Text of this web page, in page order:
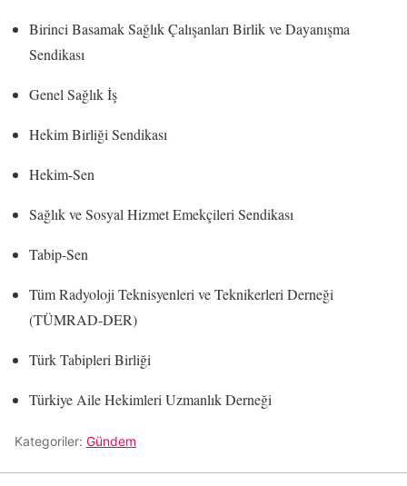
Birinci Basamak Sağlık Çalışanları Birlik ve Dayanışma
Sendikası
Genel Sağlık İş
Hekim Birliği Sendikası
Hekim-Sen
Sağlık ve Sosyal Hizmet Emekçileri Sendikası
Tabip-Sen
Tüm Radyoloji Teknisyenleri ve Teknikerleri Derneği
(TÜMRAD-DER)
Türk Tabipleri Birliği
Türkiye Aile Hekimleri Uzmanlık Derneği
Kategoriler: Gündem